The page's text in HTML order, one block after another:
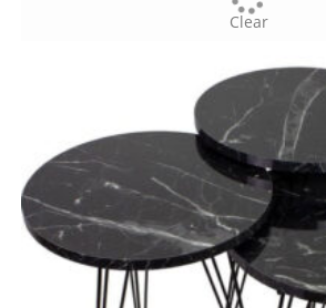
Clear